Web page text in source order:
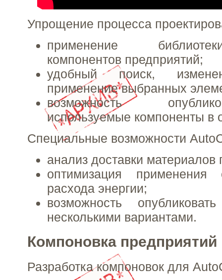
Упрощение процесса
применение
компонентов предприятий;
удобный поиск,
применение выбранных
возможность
используемые компоненты в
Специальные возможности
анализ доставки
оптимизация применения
расхода энергии;
возможность
несколькими вариантами.
Компоновка предприятий
Разработка компоновок для